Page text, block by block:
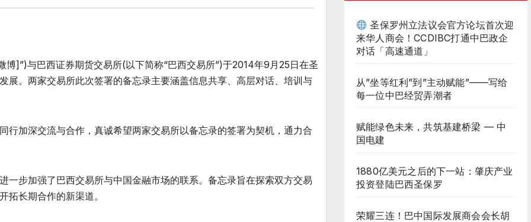
]”)与巴西证券期货交易所(以下简称“巴西交易所”)于2014年9月25日在圣
展。两家交易所此次签署的备忘录主要涵盖信息共享、高层对话、培训与
行加深交流与合作，真诚希望两家交易所以备忘录的签署为契机，通力合
步加强了巴西交易所与中国金融市场的联系。备忘录旨在探索双方交易
拓长期合作的新渠道。
圣保罗州立法议会官方论坛首次迎
来华人商会！CCDIBC打通中巴政企
对话「高速通道」
从”坐等红利”到”主动赋能”——写给
每一位中巴经贸弄潮者
赋能绿色未来，共筑基建桥梁 — 中
国电建
1880亿美元之后的下一站：肇庆产业
投资登陆巴西圣保罗
荣耀三连！巴中国际发展商会会长胡